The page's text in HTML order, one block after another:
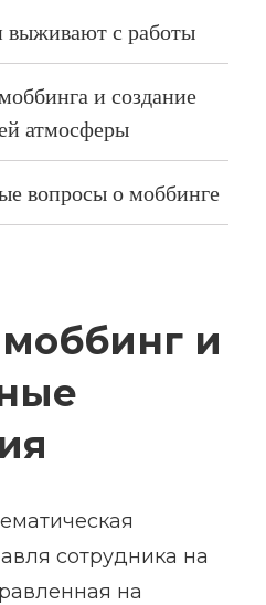
выживают с работы
и создание
атмосферы
вопросы о моббинге
и
сотрудника на
на